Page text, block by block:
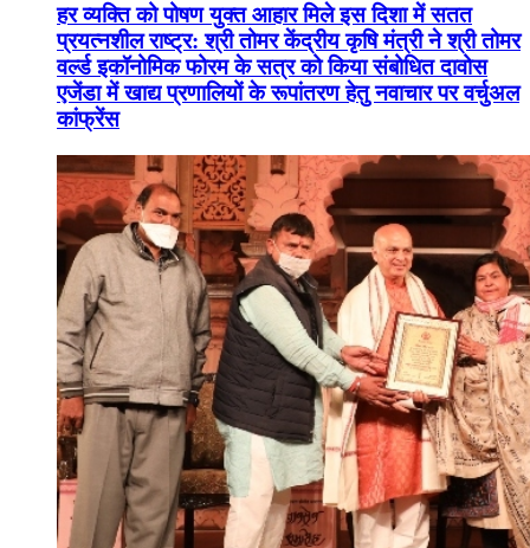
हर व्यक्ति को पोषण युक्त आहार मिले इस दिशा में सतत
प्रयत्नशील राष्ट्र: श्री तोमर केंद्रीय कृषि मंत्री ने श्री तोमर
वर्ल्ड इकॉनोमिक फोरम के सत्र को किया संबोधित दावोस
एजेंडा में खाद्य प्रणालियों के रूपांतरण हेतु नवाचार पर वर्चुअल
कांफ्रेंस